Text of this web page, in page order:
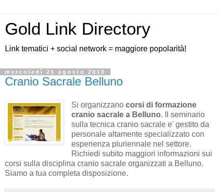
Gold Link Directory
Link tematici + social network = maggiore popolarità!
mercoledì 25 agosto 2010
Cranio Sacrale Belluno
Si organizzano corsi di formazione
cranio sacrale a Belluno. Il seminario
sulla tecnica cranio sacrale e' gestito da
personale altamente specializzato con
esperienza pluriennale nel settore.
Richiedi subito maggiori informazioni sui
corsi sulla disciplina cranio sacrale organizzati a Belluno.
Siamo a tua completa disposizione.